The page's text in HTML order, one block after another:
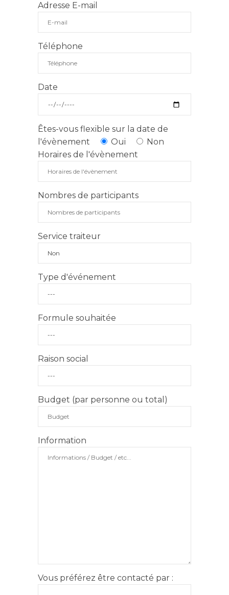
Adresse E-mail
Téléphone
Date
Êtes-vous flexible sur la date de
l'évènement
Oui
Non
Horaires de l'évènement
Nombres de participants
Service traiteur
Type d'événement
Formule souhaitée
Raison social
Budget (par personne ou total)
Information
Vous préférez être contacté par :